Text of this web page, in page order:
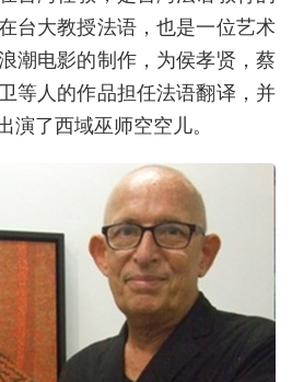
台大教授法语，也是一位艺术
潮电影的制作，为侯孝贤，蔡
等人的作品担任法语翻译，并
了西域巫师空空儿。